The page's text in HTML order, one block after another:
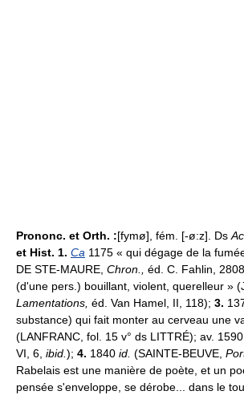
Prononc. et Orth. :[fymø], fém. [-ø:z]. Ds Ac.
et Hist. 1. Ca 1175 « qui dégage de la
DE STE-MAURE, Chron., éd. C. Fahlin,
(d'une pers.) bouillant, violent, querelleur »
Lamentations, éd. Van Hamel, II, 118); 3.
substance) qui fait monter au cerveau une
(LANFRANC, fol. 15 v° ds LITTRÉ); av. 1590
VI, 6, ibid. ); 4. 1840 id. (SAINTE-BEUVE,
Rabelais est une manière de poète, et un
pensée s'enveloppe, se dérobe... dans le